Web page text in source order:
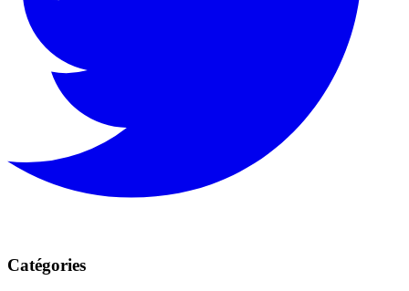
Catégories